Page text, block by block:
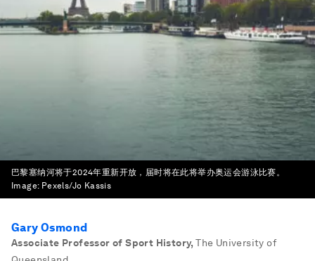
巴黎塞纳河将于2024年重新开放，届时将在此将举办奥运会游泳比赛。
Image: Pexels/Jo Kassis
Gary Osmond
Associate Professor of Sport History, The University of